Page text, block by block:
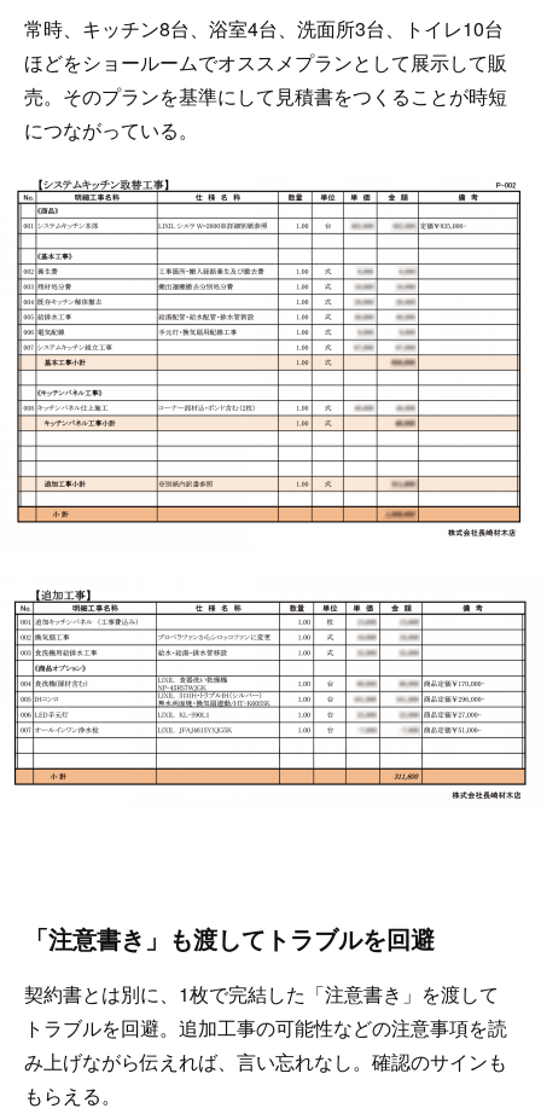
常時、キッチン8台、浴室4台、洗面所3台、トイレ10台
ほどをショールームでオススメプランとして展示して販
売。そのプランを基準にして見積書をつくることが時短
につながっている。
「注意書き」も渡してトラブルを回避
契約書とは別に、1枚で完結した「注意書き」を渡して
トラブルを回避。追加工事の可能性などの注意事項を読
み上げながら伝えれば、言い忘れなし。確認のサインも
もらえる。